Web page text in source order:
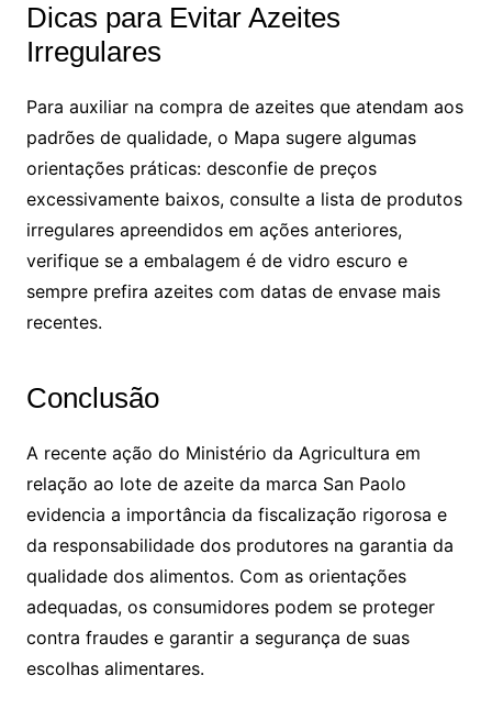
Dicas para Evitar Azeites
Irregulares
Para auxiliar na compra de azeites que atendam aos
padrões de qualidade, o Mapa sugere algumas
orientações práticas: desconfie de preços
excessivamente baixos, consulte a lista de produtos
irregulares apreendidos em ações anteriores,
verifique se a embalagem é de vidro escuro e
sempre prefira azeites com datas de envase mais
recentes.
Conclusão
A recente ação do Ministério da Agricultura em
relação ao lote de azeite da marca San Paolo
evidencia a importância da fiscalização rigorosa e
da responsabilidade dos produtores na garantia da
qualidade dos alimentos. Com as orientações
adequadas, os consumidores podem se proteger
contra fraudes e garantir a segurança de suas
escolhas alimentares.